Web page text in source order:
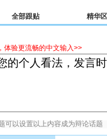
全部跟贴 精华区
体验更流畅的中文输入>>